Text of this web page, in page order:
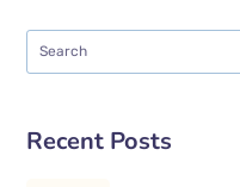
Recent Posts